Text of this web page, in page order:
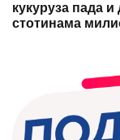
кукуруза пада
стотинама